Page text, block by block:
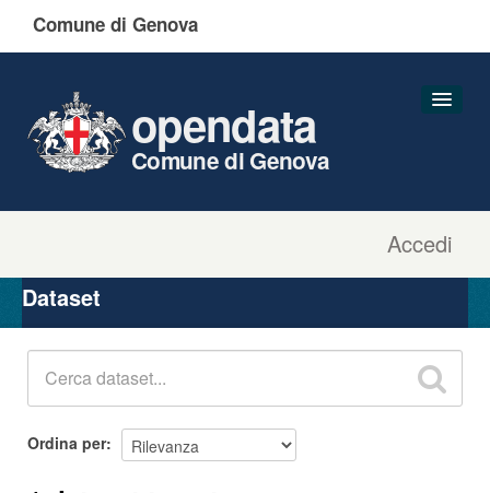
Comune di Genova
Accedi
opendata
Comune di Genova
Organizzazioni
Gruppi
Dataset
Ordina per